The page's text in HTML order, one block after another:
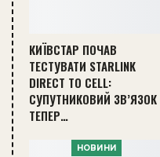
КИЇВСТАР ПОЧАВ
ТЕСТУВАТИ STARLINK
DIRECT TO CELL:
СУПУТНИКОВИЙ ЗВ’ЯЗОК
ТЕПЕР…
НОВИНИ